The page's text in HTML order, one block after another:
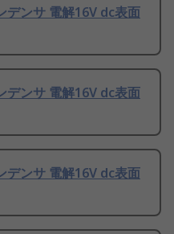
デンサ 電解16V dc表面
デンサ 電解16V dc表面
デンサ 電解16V dc表面